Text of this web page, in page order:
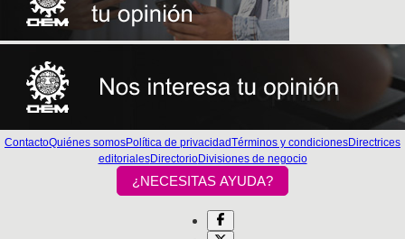
ContactoQuiénes somosPolítica de privacidadTérminos y condicionesDirectrices
editorialesDirectorioDivisiones de negocio
¿NECESITAS AYUDA?